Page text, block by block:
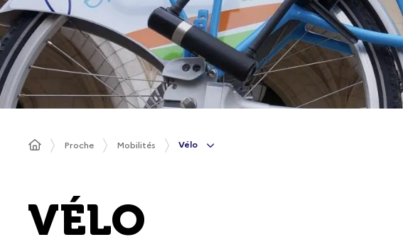
Proche Mobilités Vélo
VÉLO